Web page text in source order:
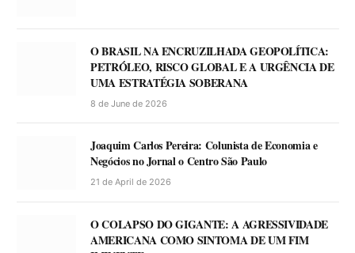
O BRASIL NA ENCRUZILHADA GEOPOLÍTICA:
PETRÓLEO, RISCO GLOBAL E A URGÊNCIA DE
UMA ESTRATÉGIA SOBERANA
8 de June de 2026
Joaquim Carlos Pereira: Colunista de Economia e
Negócios no Jornal o Centro São Paulo
21 de April de 2026
O COLAPSO DO GIGANTE: A AGRESSIVIDADE
AMERICANA COMO SINTOMA DE UM FIM